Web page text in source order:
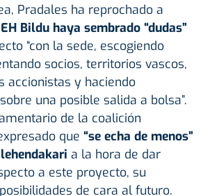
Pradales ha reprochado a
EH Bildu haya sembrado “dudas”
“con la sede, escogiendo
socios, territorios vascos,
accionistas y haciendo
una posible salida a bolsa”.
de la coalición
que “se echa de menos”
a la hora de dar
a este proyecto, su
de cara al futuro.